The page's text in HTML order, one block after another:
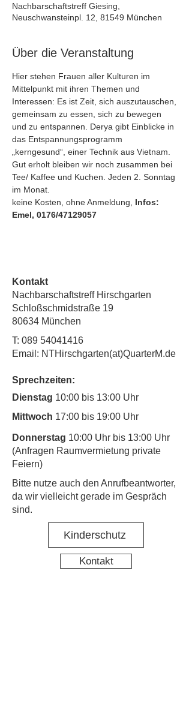
Nachbarschaftstreff Giesing,
Neuschwansteinpl. 12, 81549 München
Über die Veranstaltung
Hier stehen Frauen aller Kulturen im
Mittelpunkt mit ihren Themen und
Interessen: Es ist Zeit, sich auszutauschen,
gemeinsam zu essen, sich zu bewegen
und zu entspannen. Derya gibt Einblicke in
das Entspannungsprogramm
„kerngesund“, einer Technik aus Vietnam.
Gut erholt bleiben wir noch zusammen bei
Tee/ Kaffee und Kuchen. Jeden 2. Sonntag
im Monat.
keine Kosten, ohne Anmeldung, Infos:
Emel, 0176/47129057
Kontakt
Nachbarschaftstreff Hirschgarten
Schloßschmidstraße 19
80634 München
T: 089 54041416
Email: NTHirschgarten(at)QuarterM.de
Sprechzeiten:
Dienstag 10:00 bis 13:00 Uhr
Mittwoch 17:00 bis 19:00 Uhr
Donnerstag 10:00 Uhr bis 13:00 Uhr
(Anfragen Raumvermietung private
Feiern)
​Bitte nutze auch den Anrufbeantworter,
da wir vielleicht gerade im Gespräch
sind.
Kinderschutz
Kontakt